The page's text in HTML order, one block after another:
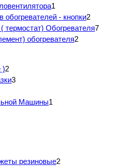
1
- кнопки2
термостат) Обогревателя7
обогревателя2
)2
3
Машины1
резиновые2